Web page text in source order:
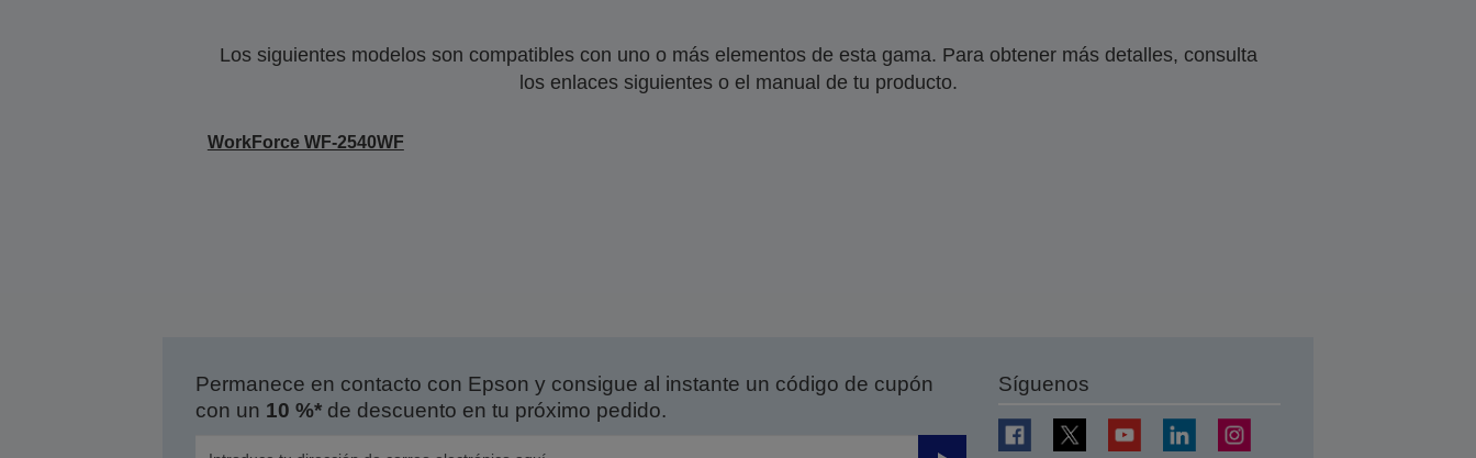
Los siguientes modelos son compatibles con uno o más elementos de esta gama. Para obtener más detalles, consulta
los enlaces siguientes o el manual de tu producto.
WorkForce WF-2540WF
Permanece en contacto con Epson y consigue al instante un código de cupón
con un 10 %*de descuento en tu próximo pedido.
Síguenos